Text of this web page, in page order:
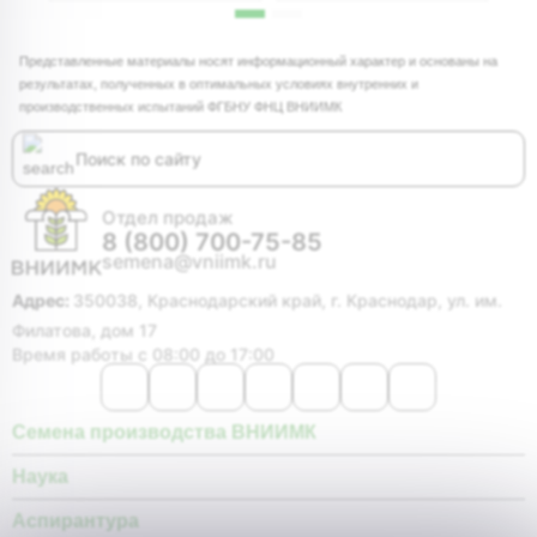
Представленные материалы носят информационный характер и основаны на
результатах, полученных в оптимальных условиях внутренних и
производственных испытаний ФГБНУ ФНЦ ВНИИМК
Отдел продаж
8 (800) 700-75-85
semena@vniimk.ru
Адрес: 350038, Краснодарский край, г. Краснодар, ул. им.
Филатова, дом 17
Время работы с 08:00 до 17:00
Семена производства ВНИИМК
Наука
Аспирантура